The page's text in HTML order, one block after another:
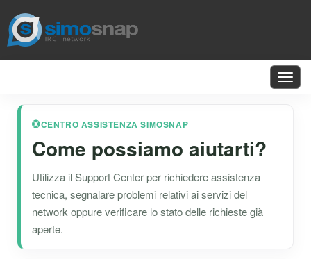
CENTRO ASSISTENZA SIMOSNAP
Come possiamo aiutarti?
Utilizza il Support Center per richiedere assistenza
tecnica, segnalare problemi relativi ai servizi del
network oppure verificare lo stato delle richieste già
aperte.